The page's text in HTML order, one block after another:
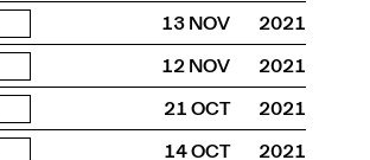
13 NOV
2021
12 NOV
2021
21 OCT
2021
14 OCT
2021